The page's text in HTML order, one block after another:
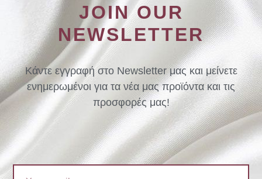
JOIN OUR
NEWSLETTER
Κάντε εγγραφή στο Newsletter μας και μείνετε
ενημερωμένοι για τα νέα μας προϊόντα και τις
προσφορές μας!